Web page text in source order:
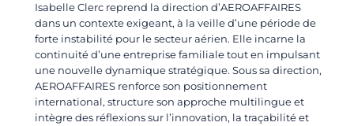
Isabelle Clerc reprend la direction d’AEROAFFAIRES
dans un contexte exigeant, à la veille d’une période de
forte instabilité pour le secteur aérien. Elle incarne la
continuité d’une entreprise familiale tout en impulsant
une nouvelle dynamique stratégique. Sous sa direction,
AEROAFFAIRES renforce son positionnement
international, structure son approche multilingue et
intègre des réflexions sur l’innovation, la traçabilité et